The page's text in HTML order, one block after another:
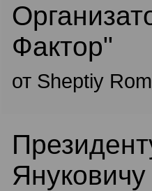
Фактор"
от Sheptiy
Януковичу